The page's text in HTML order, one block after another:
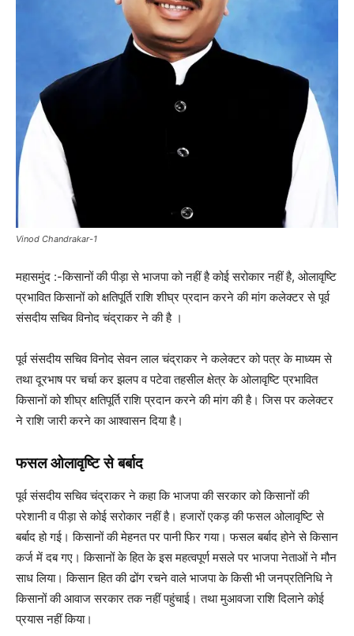
Vinod Chandrakar-1
महासमुंद :-किसानों की पीड़ा से भाजपा को नहीं है कोई सरोकार नहीं है, ओलावृष्टि
प्रभावित किसानों को क्षतिपूर्ति राशि शीघ्र प्रदान करने की मांग कलेक्टर से पूर्व
संसदीय सचिव विनोद चंद्राकर ने की है ।
पूर्व संसदीय सचिव विनोद सेवन लाल चंद्राकर ने कलेक्टर को पत्र के माध्यम से
तथा दूरभाष पर चर्चा कर झलप व पटेवा तहसील क्षेत्र के ओलावृष्टि प्रभावित
किसानों को शीघ्र क्षतिपूर्ति राशि प्रदान करने की मांग की है। जिस पर कलेक्टर
ने राशि जारी करने का आश्वासन दिया है।
फसल ओलावृष्टि से बर्बाद
पूर्व संसदीय सचिव चंद्राकर ने कहा कि भाजपा की सरकार को किसानों की
परेशानी व पीड़ा से कोई सरोकार नहीं है। हजारों एकड़ की फसल ओलावृष्टि से
बर्बाद हो गई। किसानों की मेहनत पर पानी फिर गया। फसल बर्बाद होने से किसान
कर्ज में दब गए। किसानों के हित के इस महत्वपूर्ण मसले पर भाजपा नेताओं ने मौन
साध लिया। किसान हित की ढोंग रचने वाले भाजपा के किसी भी जनप्रतिनिधि ने
किसानों की आवाज सरकार तक नहीं पहुंचाई। तथा मुआवजा राशि दिलाने कोई
प्रयास नहीं किया।